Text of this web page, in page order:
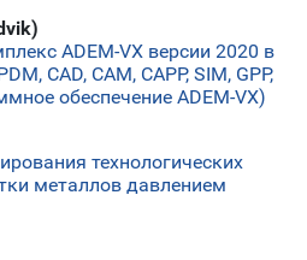
ADEM-VX версии 2020 в
CAD, CAM, CAPP, SIM, GPP,
обеспечение ADEM-VX)
технологических
металлов давлением